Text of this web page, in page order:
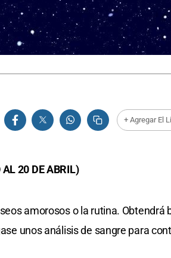
+ Agregar El
20 DE ABRIL)
amorosos o la rutina. Obtendrá
unos análisis de sangre para